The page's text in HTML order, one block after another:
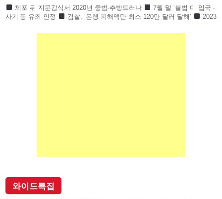
체포 뒤 지문감식서 2020년 중범-추방드러나
7월 말 ‘불법 미 입국 -
사기’등 유죄 인정
검찰, ‘은행 피해액만 최소 120만 달러 달해’
2023
와이드특집